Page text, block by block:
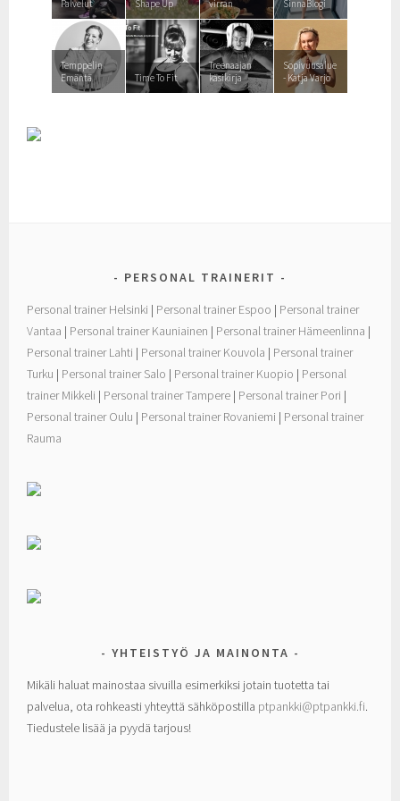
Palvelut Shape Up virran SinnaBlogi
Temppelin
Emäntä
Time To Fit
Treenaajan
käsikirja
Sopivuusalue
- Katja Varjo
PERSONAL TRAINERIT
Personal trainer Helsinki | Personal trainer Espoo | Personal trainer
Vantaa | Personal trainer Kauniainen | Personal trainer Hämeenlinna |
Personal trainer Lahti | Personal trainer Kouvola | Personal trainer
Turku | Personal trainer Salo | Personal trainer Kuopio | Personal
trainer Mikkeli | Personal trainer Tampere | Personal trainer Pori |
Personal trainer Oulu | Personal trainer Rovaniemi | Personal trainer
Rauma
YHTEISTYÖ JA MAINONTA
Mikäli haluat mainostaa sivuilla esimerkiksi jotain tuotetta tai
palvelua, ota rohkeasti yhteyttä sähköpostilla ptpankki@ptpankki.fi.
Tiedustele lisää ja pyydä tarjous!